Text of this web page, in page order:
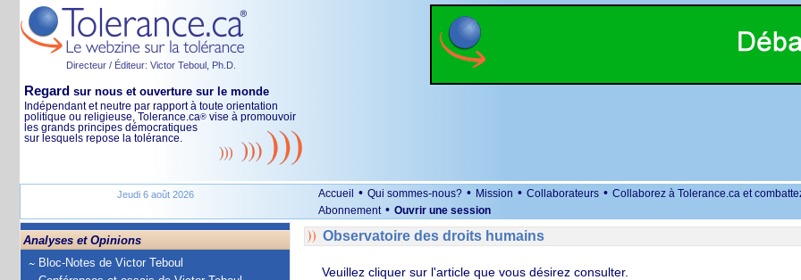
Directeur / Éditeur: Victor Teboul, Ph.D.
Regard sur nous et ouverture sur le monde
Indépendant et neutre par rapport à toute orientation
politique ou religieuse, Tolerance.ca® vise à promouvoir
les grands principes démocratiques
sur lesquels repose la tolérance.
Jeudi 6 août 2026 Accueil • Qui sommes-nous? • Mission • Collaborateurs • Collaborez à Tolerance.ca et
Abonnement • Ouvrir une session
Analyses et Opinions
Bloc-Notes de Victor Teboul
Observatoire des droits humains
Veuillez cliquer sur l'article que vous désirez consulter.